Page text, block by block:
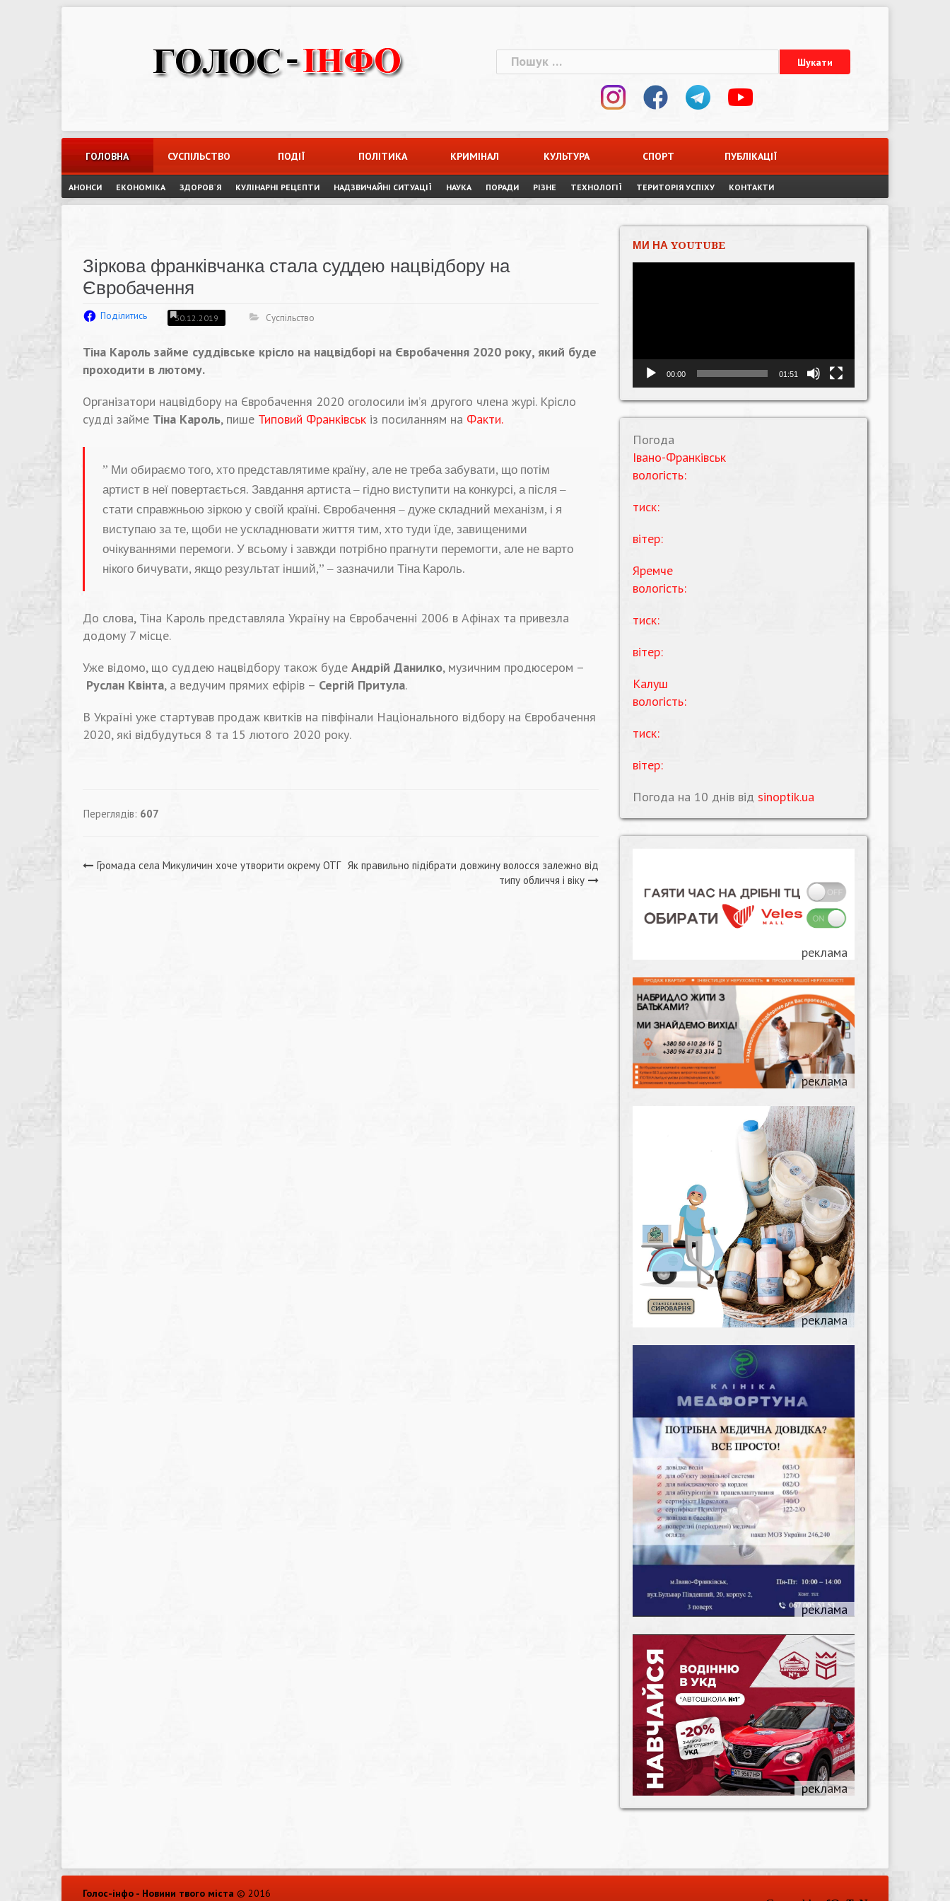
Пошук:
ГОЛОВНА СУСПІЛЬСТВО ПОДІЇ ПОЛІТИКА КРИМІНАЛ КУЛЬТУРА СПОРТ ПУБЛІКАЦІЇ
АНОНСИ ЕКОНОМІКА ЗДОРОВ`Я КУЛІНАРНІ РЕЦЕПТИ НАДЗВИЧАЙНІ СИТУАЦІЇ НАУКА ПОРАДИ РІЗНЕ ТЕХНОЛОГІЇ ТЕРИТОРІЯ УСПІХУ КОНТАКТИ
Зіркова франківчанка стала суддею нацвідбору на
Євробачення
Поділитись 30.12.2019 Суспільство
Тіна Кароль займе суддівське крісло на нацвідборі на Євробачення 2020 року, який буде
проходити в лютому.
Організатори нацвідбору на Євробачення 2020 оголосили ім’я другого члена журі. Крісло
судді займе Тіна Кароль, пише Типовий Франківськ із посиланням на Факти.
” Ми обираємо того, хто представлятиме країну, але не треба забувати, що потім
артист в неї повертається. Завдання артиста – гідно виступити на конкурсі, а після –
стати справжньою зіркою у своїй країні. Євробачення – дуже складний механізм, і я
виступаю за те, щоби не ускладнювати життя тим, хто туди їде, завищеними
очікуваннями перемоги. У всьому і завжди потрібно прагнути перемогти, але не варто
нікого бичувати, якщо результат інший,” – зазначили Тіна Кароль.
До слова, Тіна Кароль представляла Україну на Євробаченні 2006 в Афінах та привезла
додому 7 місце.
Уже відомо, що суддею нацвідбору також буде Андрій Данилко, музичним продюсером –
Руслан Квінта, а ведучим прямих ефірів – Сергій Притула.
В Україні уже стартував продаж квитків на півфінали Національного відбору на Євробачення
2020, які відбудуться 8 та 15 лютого 2020 року.
Переглядів: 607
Навігація
Громада села Микуличин хоче утворити окрему ОТГ Як правильно підібрати довжину волосся залежно від
типу обличчя і віку
МИ НА YOUTUBE
00:00 01:51
Погода
Івано-Франківськ
вологість:
тиск:
вітер:
Яремче
вологість:
тиск:
вітер:
Калуш
вологість:
тиск:
вітер:
Погода на 10 днів від sinoptik.ua
Голос-інфо - Новини твого міста © 2016